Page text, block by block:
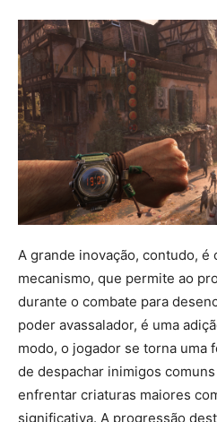
A grande inovação, contudo, é
mecanismo, que permite ao
durante o combate para
poder avassalador, é uma
modo, o jogador se torna uma
de despachar inimigos
enfrentar criaturas maiores
significativa. A progressão